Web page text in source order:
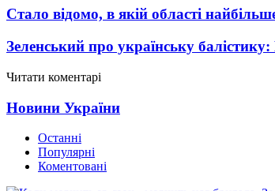
Стало відомо, в якій області
Зеленський про українську
Читати коментарі
Новини України
Останні
Популярні
Коментовані